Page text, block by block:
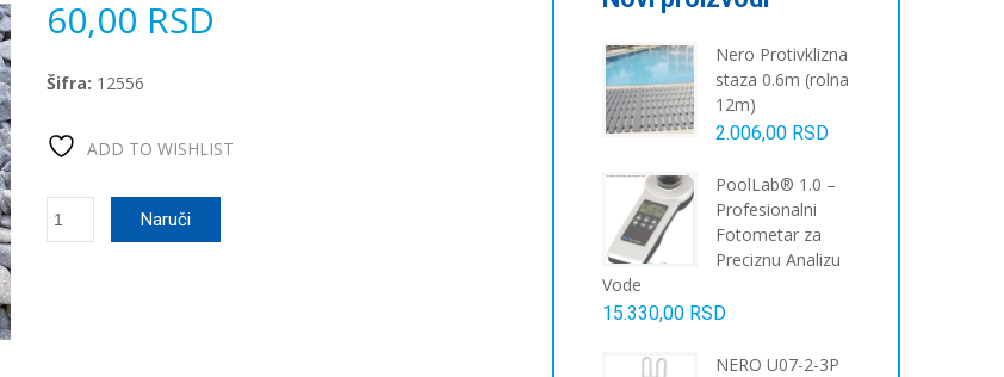
60,00 RSD
Šifra: 12556
ADD TO WISHLIST
Oblutak
rečni
Naruči
Nero Protivklizna
staza 0.6m (rolna
12m)
2.006,00 RSD
PoolLab® 1.0 –
Profesionalni
Fotometar za
Preciznu Analizu
Vode
15.330,00 RSD
NERO U07-2-3P